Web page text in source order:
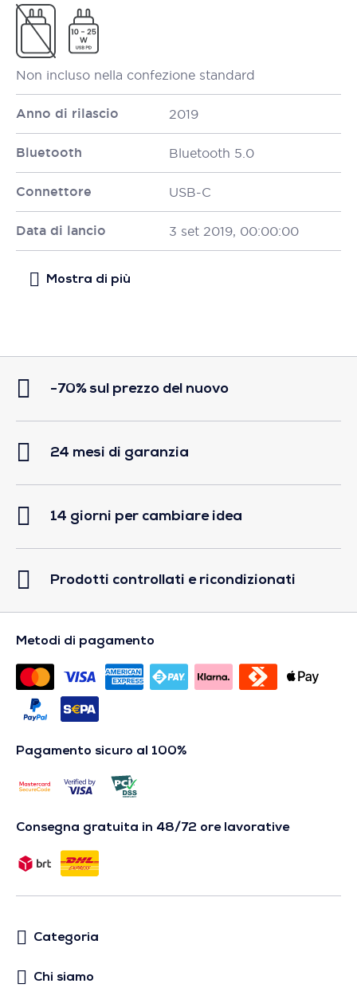
Non incluso nella confezione standard
Anno di rilascio 2019
Bluetooth Bluetooth 5.0
Connettore USB-C
Data di lancio 3 set 2019, 00:00:00
-70% sul prezzo del nuovo
24 mesi di garanzia
14 giorni per cambiare idea
Prodotti controllati e ricondizionati
Metodi di pagamento
Pagamento sicuro al 100%
Consegna gratuita in 48/72 ore lavorative
Categoria
Chi siamo